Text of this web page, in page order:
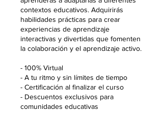
contextos educativos. Adquirirás
habilidades prácticas para crear
experiencias de aprendizaje
interactivas y divertidas que fomenten
la colaboración y el aprendizaje activo.
- 100% Virtual
- A tu ritmo y sin límites de tiempo
- Certificación al finalizar el curso
- Descuentos exclusivos para
comunidades educativas